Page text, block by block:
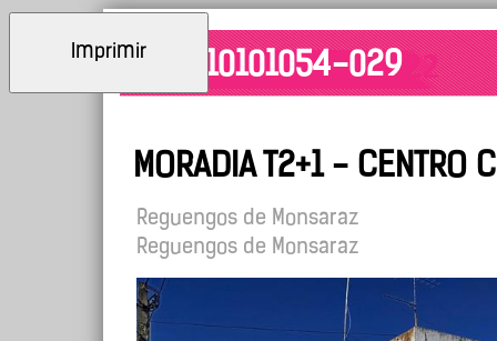
ID: 10101054-029
MORADIA T2+1 - CENTRO
Reguengos de Monsaraz
Reguengos de Monsaraz
Imprimir